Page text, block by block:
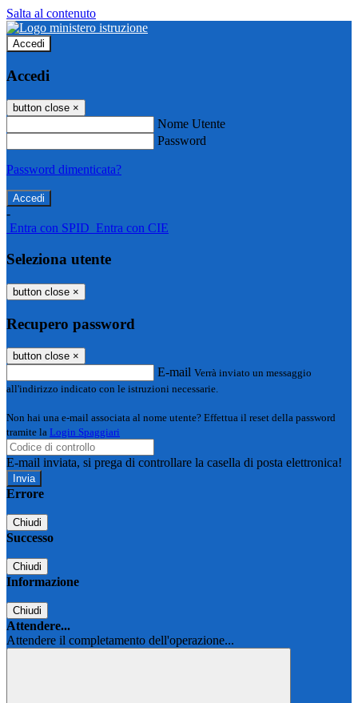
Salta al contenuto
Accedi
Accedi
button close ×
Nome Utente
Password
Password dimenticata?
-
Entra con SPID Entra con CIE
Seleziona utente
button close ×
Recupero password
button close ×
E-mail Verrà inviato un messaggio
all'indirizzo indicato con le istruzioni necessarie.
Non hai una e-mail associata al nome utente? Effettua il reset della password
tramite la Login Spaggiari
E-mail inviata, si prega di controllare la casella di posta elettronica!
Errore
Chiudi
Successo
Chiudi
Informazione
Chiudi
Attendere...
Attendere il completamento dell'operazione...